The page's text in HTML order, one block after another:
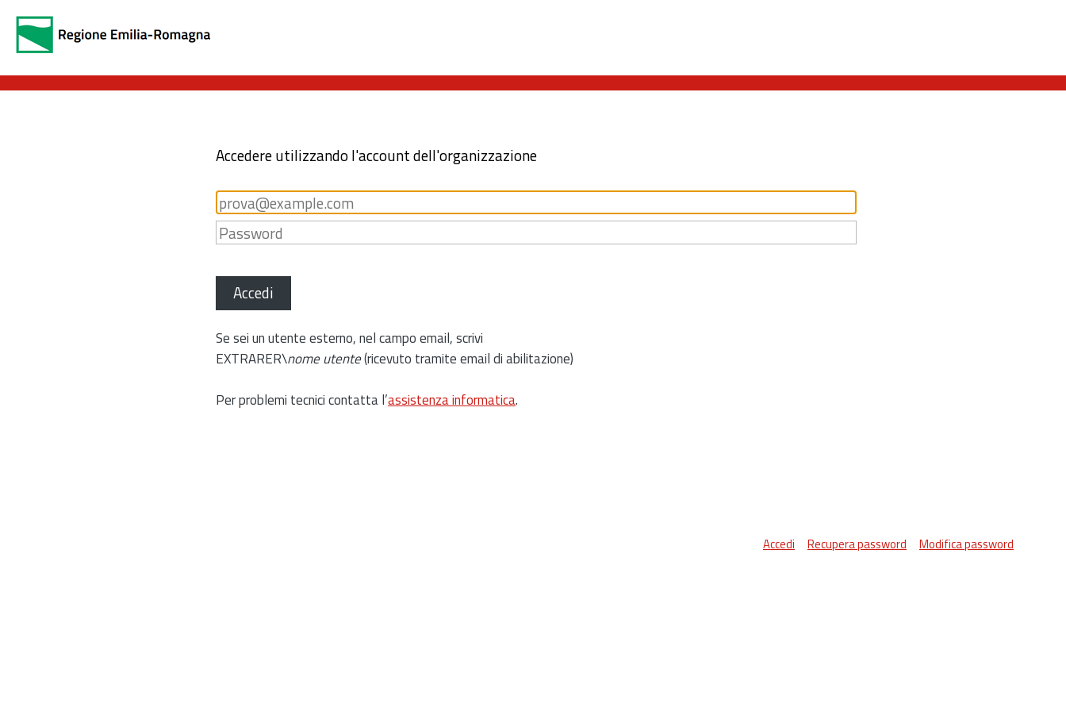
Accedere utilizzando l'account dell'organizzazione
Accedi
Se sei un utente esterno, nel campo email, scrivi
EXTRARER\nome utente(ricevuto tramite email di abilitazione)
Per problemi tecnici contatta l’assistenza informatica.
Accedi Recupera password Modifica password